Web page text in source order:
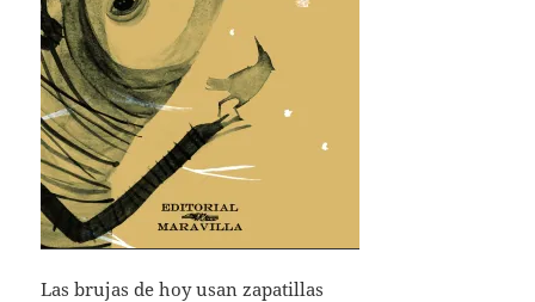
Las brujas de hoy usan zapatillas